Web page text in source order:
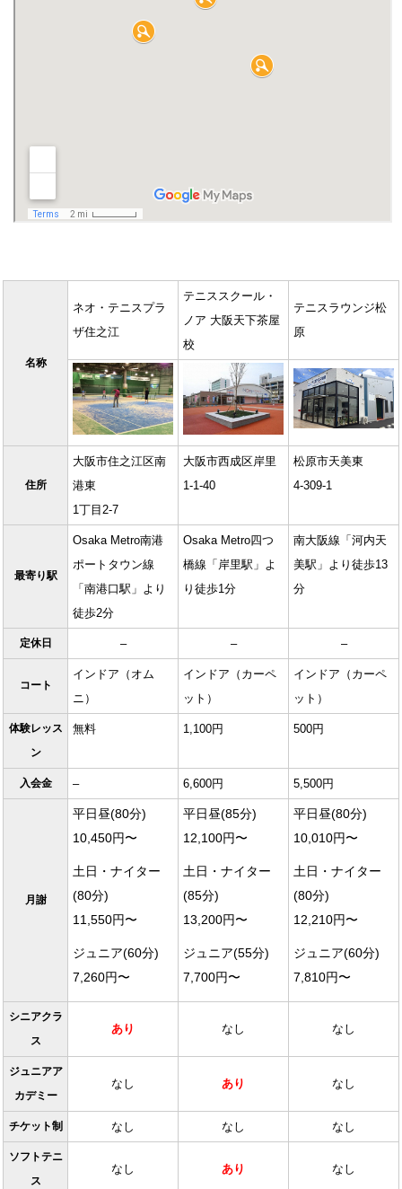
名称
ネオ・テニスプラ
ザ住之江
テニススクール・
ノア 大阪天下茶屋
校
テニスラウンジ松
原
住所
大阪市住之江区南
港東
1丁目2-7
大阪市西成区岸里
1-1-40
松原市天美東
4-309-1
最寄り駅
Osaka Metro南港
ポートタウン線
「南港口駅」より
徒歩2分
Osaka Metro四つ
橋線「岸里駅」よ
り徒歩1分
南大阪線「河内天
美駅」より徒歩13
分
定休日 – – –
コート
インドア（オム
ニ）
インドア（カーペ
ット）
インドア（カーペ
ット）
体験レッス
ン
無料 1,100円 500円
入会金 – 6,600円 5,500円
月謝
平日昼(80分)
10,450円〜
土日・ナイター
(80分)
11,550円〜
ジュニア(60分)
7,260円〜
平日昼(85分)
12,100円〜
土日・ナイター
(85分)
13,200円〜
ジュニア(55分)
7,700円〜
平日昼(80分)
10,010円〜
土日・ナイター
(80分)
12,210円〜
ジュニア(60分)
7,810円〜
シニアクラ
ス
あり なし なし
ジュニアア
カデミー
なし あり なし
チケット制 なし なし なし
ソフトテニ
ス
なし あり なし